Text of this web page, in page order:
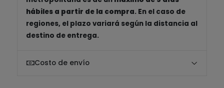
hábiles a partir de la compra. En el caso de
regiones, el plazo variará según la distancia al
destino de entrega.
Costo de envío